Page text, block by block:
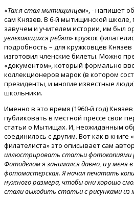
«Так я стал мытищинцем», - напишет
сам Князев. В 6-й мытищинской школе,
завучем и учителем истории, им был
увлекающихся ребят» кружок
подробность – для кружковцев
изготовил членские билеты. Можно
«документом», который формально
коллекционеров марок (в котором
президенты, и многие известные
школьники.
Именно в это время (1960-й год)
публиковать в местной прессе свои
статьи о Мытищах. И, неожиданным
соединилось с другим. Вот как в книге
филателиста» это описывает сам
иллюстрировать статьи фотокопиями
Фотоделом я занимался давно, и у меня
фотомастерская. Я начал печатать
нужного размера, чтобы они хорошо
стали выходить статьи с рисунками из